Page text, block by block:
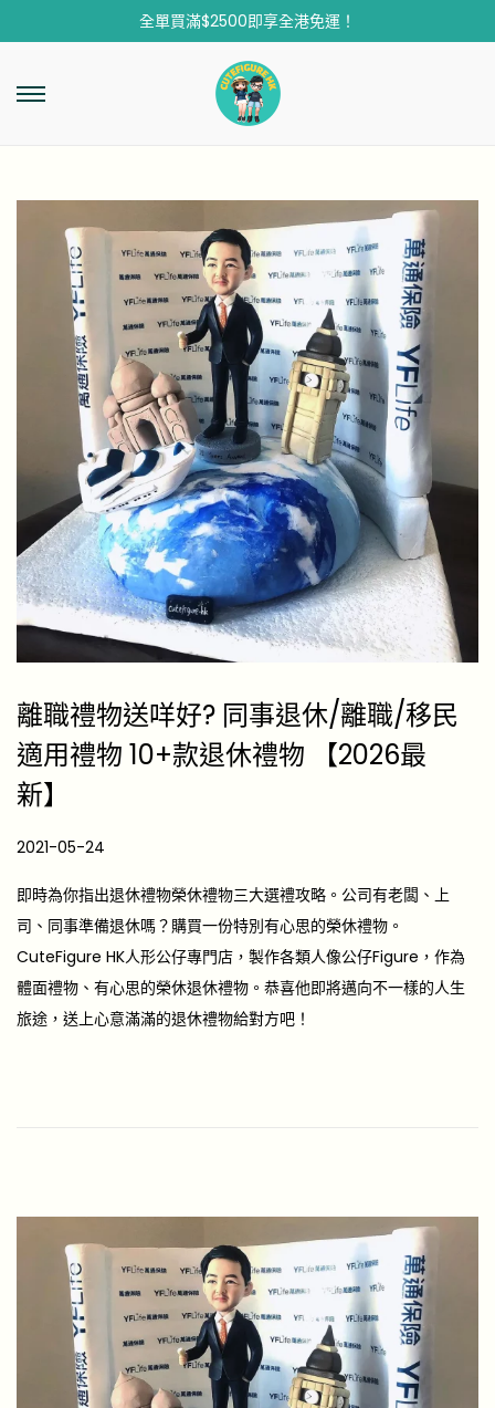
全單買滿$2500即享全港免運！
離職禮物送咩好? 同事退休/離職/移民
適用禮物 10+款退休禮物 【2026最
新】
P
s
t
d
o
2021-05-24
2
6
0
4
即時為你指出退休禮物榮休禮物三大選禮攻略。公司有老闆、上
司、同事準備退休嗎？購買一份特別有心思的榮休禮物。
CuteFigure HK人形公仔專門店，製作各類人像公仔Figure，作為
體面禮物、有心思的榮休退休禮物。恭喜他即將邁向不一樣的人生
旅途，送上心意滿滿的退休禮物給對方吧！